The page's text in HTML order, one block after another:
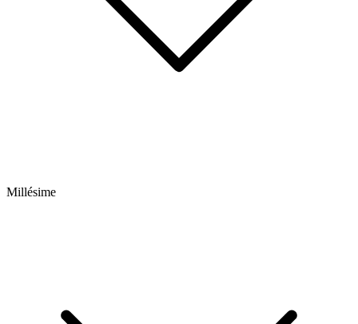
Millésime